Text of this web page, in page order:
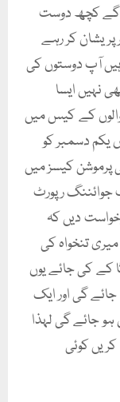
گے کچھ دوست
کر رہے
آپ دوستوں کی
نہیں ایسا
کے کیس میں
دسمبر کو
کیسز میں
جوائننگ رپورٹ
دیں کہ
حوالے سے میری تنخواہ کی
کے کی جائے یوں
گی اور ایک
جائے گی لہذا
کوئی